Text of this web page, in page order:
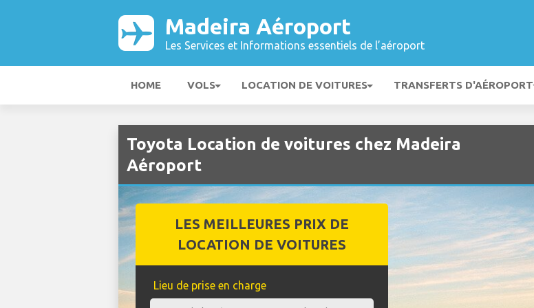
Madeira Aéroport
Les Services et Informations essentiels de l’aéroport
HOME VOLS LOCATION DE VOITURES TRANSFERTS D'AÉROPORT
Toyota Location de voitures chez Madeira
Aéroport
LES MEILLEURES PRIX DE
LOCATION DE VOITURES
Lieu de prise en charge